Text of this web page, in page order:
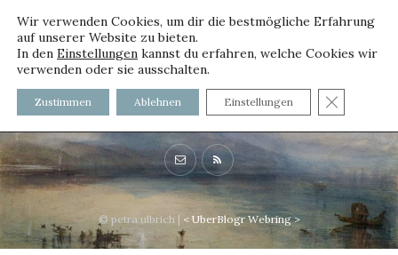
voller worte - mit und ohne
Innenfutter
© petra ulbrich | < UberBlogr Webring >
Wir verwenden Cookies, um dir die bestmögliche Erfahrung
auf unserer Website zu bieten.
In den Einstellungen kannst du erfahren, welche Cookies wir
verwenden oder sie ausschalten.
Zustimmen Ablehnen Einstellungen GDPR